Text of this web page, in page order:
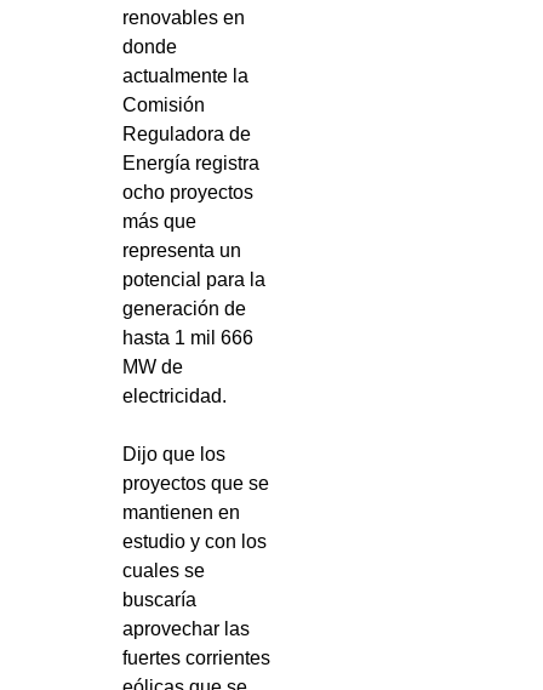
renovables en
donde
actualmente la
Comisión
Reguladora de
Energía registra
ocho proyectos
más que
representa un
potencial para la
generación de
hasta 1 mil 666
MW de
electricidad.
Dijo que los
proyectos que se
mantienen en
estudio y con los
cuales se
buscaría
aprovechar las
fuertes corrientes